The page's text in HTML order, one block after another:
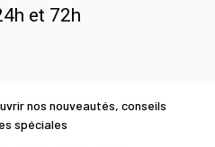
et 72h
nos nouveautés, conseils
spéciales